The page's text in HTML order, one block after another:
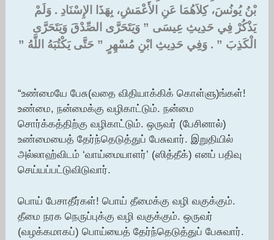
بْنُ يُونُسَ، كِلاَهُمَا عَنِ الأَعْمَشِ، بِهَذَا الإِسْنَادِ ‏.‏ وَلَمْ
يَذْكُرْ فِي حَدِيثِ عِيسَى ‏”‏ وَيَتَحَرَّى الصِّدْقَ وَيَتَحَرَّى
الْكَذِبَ ‏”‏ ‏.‏ وَفِي حَدِيثِ ابْنِ مُسْهِرٍ ‏”‏ حَتَّى يَكْتُبَهُ اللَّهُ ‏”‏
“உண்மையே பேசு(வதை விதியாக்கிக் கொள்ளு)ங்கள்!
உண்மை, நன்மைக்கு வழிகாட்டும். நன்மை
சொர்க்கத்திற்கு வழிகாட்டும். ஒருவர் (பேசினால்)
உண்மையைத் தேர்ந்தெடுத்துப் பேசுவார். இறுதியில்
அல்லாஹ்விடம் ‘வாய்மையாளர்’ (ஸித்தீக்) எனப் பதிவு
செய்யப்பட்டுவிடுவார்.
பொய் பேசாதீர்கள்! பொய் தீமைக்கு வழி வகுக்கும்.
தீமை நரக நெருப்புக்கு வழி வகுக்கும். ஒருவர்
(வழக்கமாகப்) பொய்யைத் தேர்ந்தெடுத்துப் பேசுவார்.